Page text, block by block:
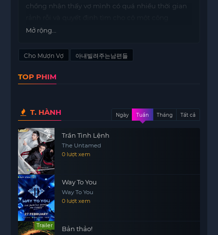
chồng nhận thấy vợ mình có quá nhiều thời gian
https://mot phim
Bida của một người quen.
này lại đưa vợ mình vào tình huống khó xử. Khi vợ
điều này đã làm cho cuộc sống của họ trở nên
phức tạp hơn.
Câu chuyện diễn ra với nhiều tình tiết hài hước và
cảm động, thể hiện sự giao thoa giữa tình yêu và
sự tin tưởng trong hôn nhân. Người chồng phải
đối mặt với những cảm xúc ghen tuông và lo lắng
khi thấy vợ mình ngày càng gần gũi với người bạn
của mình.
Liệu tình yêu giữa họ có đủ mạnh để vượt qua
những thử thách này? Hay vợ chồng họ sẽ phải
Mở rộng...
Cho Mượn Vợ 아내빌려주는남편들
TOP PHIM
T. HÀNH Ngày Tuần Tháng Tất cả
Trần Tình Lệnh
The Untamed
0 lượt xem
Way To You
Way To You
0 lượt xem
Trailer Bản thảo!